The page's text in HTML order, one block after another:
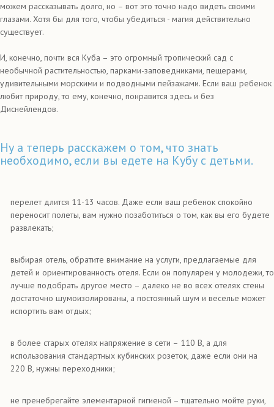
можем рассказывать долго, но – вот это точно надо видеть своими
глазами. Хотя бы для того, чтобы убедиться - магия действительно
существует.
И, конечно, почти вся Куба – это огромный тропический сад с
необычной растительностью, парками-заповедниками, пещерами,
удивительными морскими и подводными пейзажами. Если ваш ребенок
любит природу, то ему, конечно, понравится здесь и без
Диснейлендов.
Ну а теперь расскажем о том, что знать
необходимо, если вы едете на Кубу с детьми.
перелет длится 11-13 часов. Даже если ваш ребенок спокойно
переносит полеты, вам нужно позаботиться о том, как вы его будете
развлекать;
выбирая отель, обратите внимание на услуги, предлагаемые для
детей и ориентированность отеля. Если он популярен у молодежи, то
лучше подобрать другое место – далеко не во всех отелях стены
достаточно шумоизолированы, а постоянный шум и веселье может
испортить вам отдых;
в более старых отелях напряжение в сети – 110 В, а для
использования стандартных кубинских розеток, даже если они на
220 В, нужны переходники;
не пренебрегайте элементарной гигиеной – тщательно мойте руки,